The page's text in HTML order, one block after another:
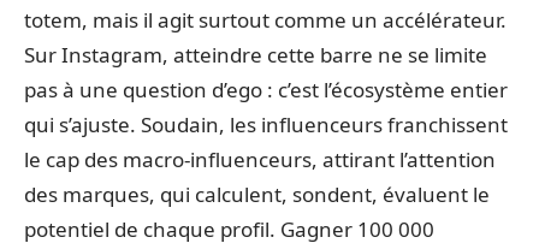
totem, mais il agit surtout comme un accélérateur.
Sur Instagram, atteindre cette barre ne se limite
pas à une question d’ego : c’est l’écosystème entier
qui s’ajuste. Soudain, les influenceurs franchissent
le cap des macro-influenceurs, attirant l’attention
des marques, qui calculent, sondent, évaluent le
potentiel de chaque profil. Gagner 100 000